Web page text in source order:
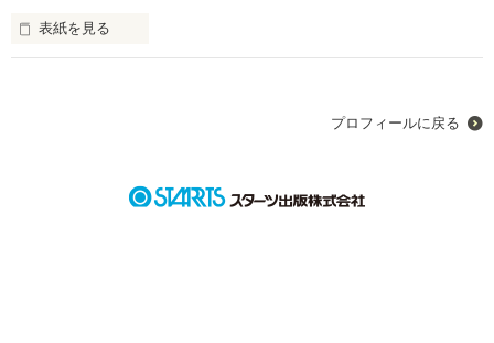
「...めんどくせぇ」
「…みんなのために、あたしはみんなを裏切る。」
表紙を見る
プロフィールに戻る